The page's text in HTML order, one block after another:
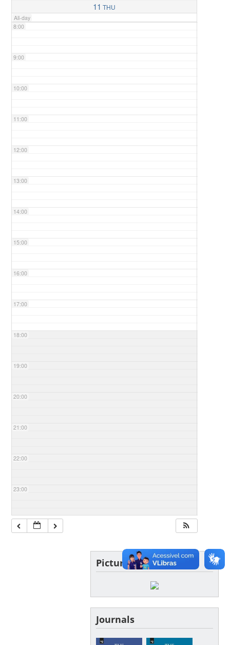
11 THU
All-day
8:00
9:00
10:00
11:00
12:00
13:00
14:00
15:00
16:00
17:00
18:00
19:00
20:00
21:00
22:00
23:00
Picture of the day
Journals